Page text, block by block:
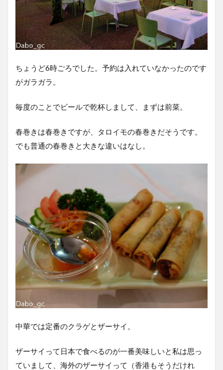
ちょうど6時ごろでした。予約は入れていなかったのです
がガラガラ。
毎度のことでビールで乾杯しまして、まずは前菜。
春巻きは春巻きですが、タロイモの春巻きだそうです。
でも普通の春巻きと大きな違いはなし。
中華では定番のクラゲとザーサイ。
ザーサイって日本で食べるのが一番美味しいと私は思っ
ていまして、海外のザーサイって（香港もそうだけれ